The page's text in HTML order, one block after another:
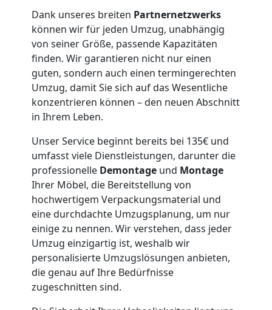
Dank unseres breiten Partnernetzwerks
können wir für jeden Umzug, unabhängig
von seiner Größe, passende Kapazitäten
finden. Wir garantieren nicht nur einen
guten, sondern auch einen termingerechten
Umzug, damit Sie sich auf das Wesentliche
konzentrieren können – den neuen Abschnitt
in Ihrem Leben.
Unser Service beginnt bereits bei 135€ und
umfasst viele Dienstleistungen, darunter die
professionelle Demontage und Montage
Ihrer Möbel, die Bereitstellung von
hochwertigem Verpackungsmaterial und
eine durchdachte Umzugsplanung, um nur
einige zu nennen. Wir verstehen, dass jeder
Umzug einzigartig ist, weshalb wir
personalisierte Umzugslösungen anbieten,
die genau auf Ihre Bedürfnisse
zugeschnitten sind.
Umzugshelfer
Wiener
Neustadt
Möbeltaxi
Wiener
Neustadt
Kleintransport
Wiener
Neustadt